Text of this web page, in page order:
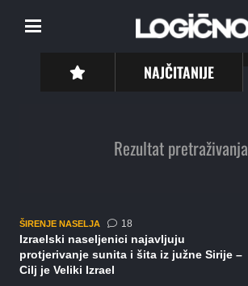
NAJČITANIJE
Rezultat pretraživanja
ŠIRENJE NASELJA 18komentara
Izraelski naseljenici najavljuju
protjerivanje sunita i šita iz južne Sirije –
Cilj je Veliki Izrael